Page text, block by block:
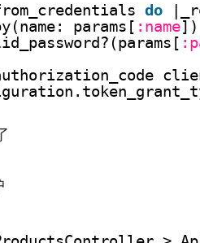
do
params[ :name])